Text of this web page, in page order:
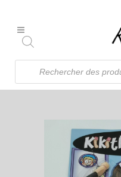
Recherche
produits